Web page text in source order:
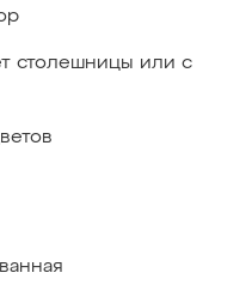
столешницы или с